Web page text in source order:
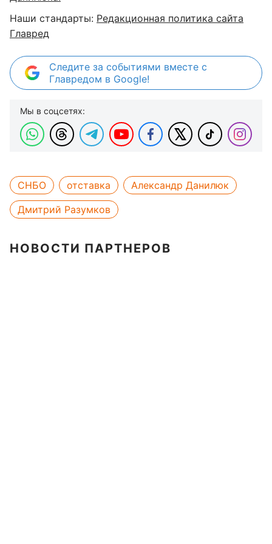
Наши стандарты: Редакционная политика сайта
Главред
Следите за событиями вместе с
Главредом в Google!
Мы в соцсетях:
СНБО отставка
Александр Данилюк
Дмитрий Разумков
НОВОСТИ ПАРТНЕРОВ